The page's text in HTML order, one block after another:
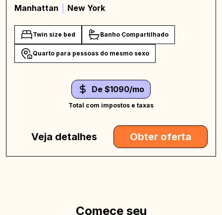
Manhattan New York
Twin size bed Banho Compartilhado
Quarto para pessoas do mesmo sexo
De $1090/mo
Total com impostos e taxas
Veja detalhes Obter oferta
Comece seu